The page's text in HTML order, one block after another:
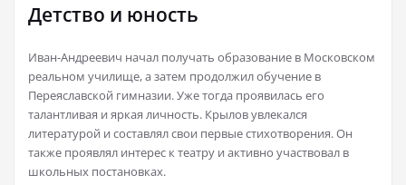
Детство и юность
Иван-Андреевич начал получать образование в Московском
реальном училище, а затем продолжил обучение в
Переяславской гимназии. Уже тогда проявилась его
талантливая и яркая личность. Крылов увлекался
литературой и составлял свои первые стихотворения. Он
также проявлял интерес к театру и активно участвовал в
школьных постановках.